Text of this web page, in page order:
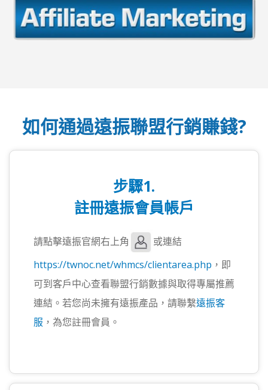
如何通過遠振聯盟行銷賺錢?
步驟1.
註冊遠振會員帳戶
請點擊遠振官網右上角
或連結
https://twnoc.net/whmcs/clientarea.php ，即
可到客戶中心查看聯盟行銷數據與取得專屬推薦
連結。若您尚未擁有遠振產品，請聯繫遠振客
服 ，為您註冊會員。